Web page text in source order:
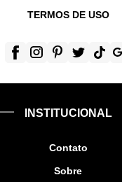
TERMOS DE USO
INSTITUCIONAL
Contato
Sobre